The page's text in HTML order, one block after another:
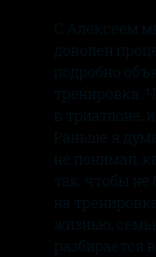
С Алексеем
доволен
подробно
тренировка.
в триатлоне,
Раньше я
не понимал,
так, чтобы
на
жизнью,
разбирается